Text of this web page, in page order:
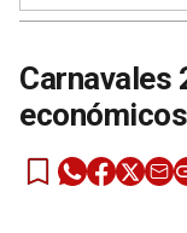
Carnavales